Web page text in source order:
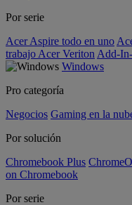
Por serie
Acer Aspire todo en uno
trabajo Acer Veriton Add-
Windows
Pro categoría
Negocios Gaming en la
Por solución
Chromebook Plus
on Chromebook
Por serie